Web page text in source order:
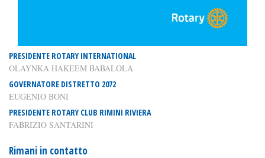
PRESIDENTE ROTARY INTERNATIONAL
OLAYNKA HAKEEM BABALOLA
GOVERNATORE DISTRETTO 2072
EUGENIO BONI
PRESIDENTE ROTARY CLUB RIMINI RIVIERA
FABRIZIO SANTARINI
Rimani in contatto